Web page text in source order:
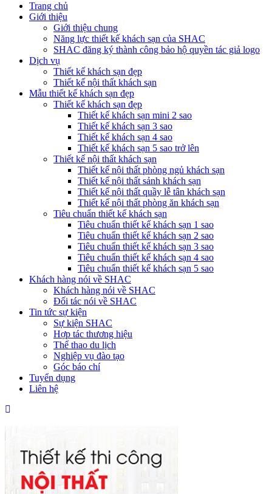
Trang chủ
Giới thiệu
Giới thiệu chung
Năng lực thiết kế khách sạn của SHAC
SHAC đăng ký thành công bảo hộ quyền tác giả logo
Dịch vụ
Thiết kế khách sạn đẹp
Thiết kế nội thất khách sạn
Mẫu thiết kế khách sạn đẹp
Thiết kế khách sạn đẹp
Thiết kế khách sạn mini 2 sao
Thiết kế khách sạn 3 sao
Thiết kế khách sạn 4 sao
Thiết kế khách sạn 5 sao trở lên
Thiết kế nội thất khách sạn
Thiết kế nội thất phòng ngủ khách sạn
Thiết kế nội thất sảnh khách sạn
Thiết kế nội thất quầy lễ tân khách sạn
Thiết kế nội thất phòng ăn khách sạn
Tiêu chuẩn thiết kế khách sạn
Tiêu chuẩn thiết kế khách sạn 1 sao
Tiêu chuẩn thiết kế khách sạn 2 sao
Tiêu chuẩn thiết kế khách sạn 3 sao
Tiêu chuẩn thiết kế khách sạn 4 sao
Tiêu chuẩn thiết kế khách sạn 5 sao
Khách hàng nói về SHAC
Khách hàng nói về SHAC
Đối tác nói về SHAC
Tin tức sự kiện
Sự kiện SHAC
Hợp tác thương hiệu
Thể thao du lịch
Nghiệp vụ đào tạo
Góc báo chí
Tuyển dụng
Liên hệ